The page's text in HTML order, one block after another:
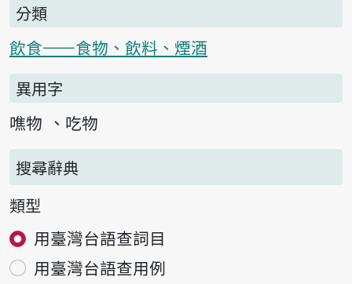
分類
飲食——食物、飲料、煙酒
異用字
噍物
吃物
搜尋辭典
類型
用臺灣台語查詞目
用臺灣台語查用例